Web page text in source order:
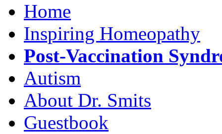
Home
Inspiring Homeopathy
Post-Vaccination
Autism
About Dr. Smits
Guestbook